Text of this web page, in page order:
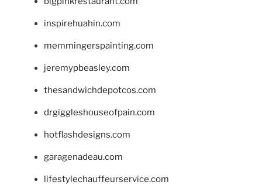
inspirehuahin.com
memmingerspainting.com
jeremypbeasley.com
thesandwichdepotcos.com
drgiggleshouseofpain.com
hotflashdesigns.com
garagenadeau.com
lifestylechauffeurservice.com